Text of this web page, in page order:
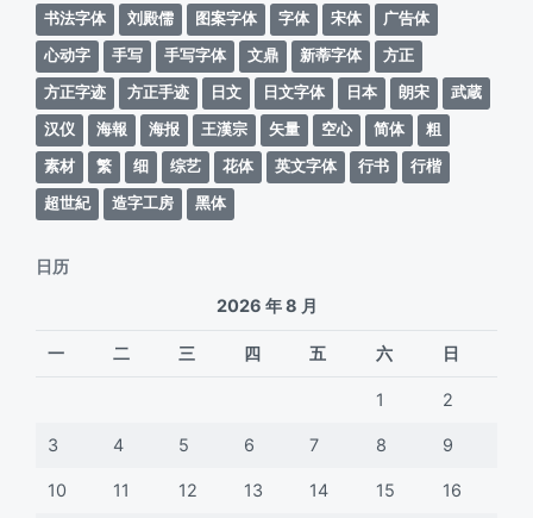
书法字体
刘殿儒 图案字体 字体 宋体
广告体
心动字
手写 手写字体 文鼎 新蒂字体
方正
方正字迹
方正手迹 日文 日文字体 日本 朗宋
武蔵
汉仪
海報 海报 王漢宗 矢量 空心 简体
粗
素材
繁 细 综艺 花体 英文字体 行书
行楷
超世紀
造字工房 黑体
日历
2026 年 8 月
一 二 三 四 五 六 日
1 2
3 4 5 6 7 8 9
10 11 12 13 14 15 16